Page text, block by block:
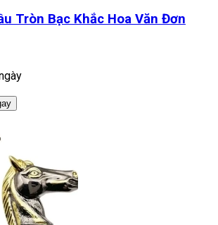
Tròn Bạc Khắc Hoa Văn Đơn